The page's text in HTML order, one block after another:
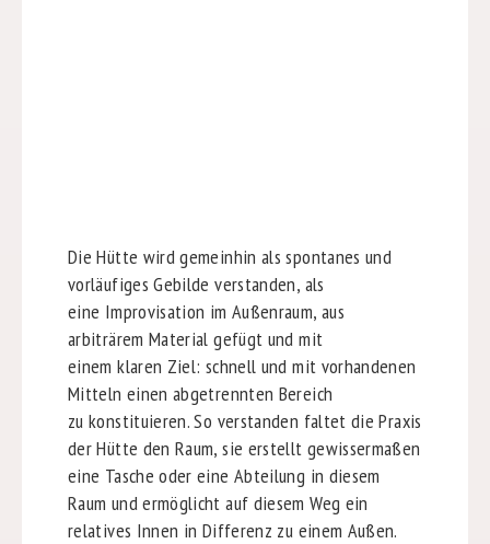
Die Hütte wird gemeinhin als spontanes und
vorläufiges Gebilde verstanden, als
eine Improvisation im Außenraum, aus
arbiträrem Material gefügt und mit
einem klaren Ziel: schnell und mit vorhandenen
Mitteln einen abgetrennten Bereich
zu konstituieren. So verstanden faltet die Praxis
der Hütte den Raum, sie erstellt gewissermaßen
eine Tasche oder eine Abteilung in diesem
Raum und ermöglicht auf diesem Weg ein
relatives Innen in Differenz zu einem Außen.